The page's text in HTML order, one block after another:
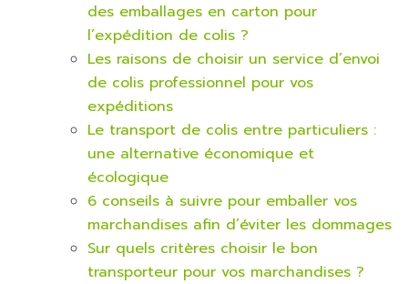
des emballages en carton pour
l’expédition de colis ?
Les raisons de choisir un service d’envoi
de colis professionnel pour vos
expéditions
Le transport de colis entre particuliers :
une alternative économique et
écologique
6 conseils à suivre pour emballer vos
marchandises afin d’éviter les dommages
Sur quels critères choisir le bon
transporteur pour vos marchandises ?